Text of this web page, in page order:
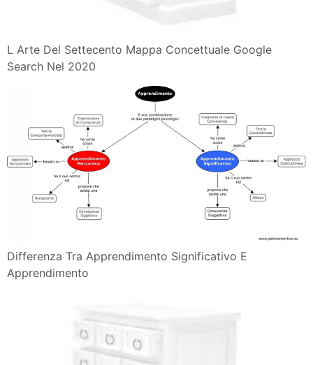
L Arte Del Settecento Mappa Concettuale Google
Search Nel 2020
Differenza Tra Apprendimento Significativo E
Apprendimento